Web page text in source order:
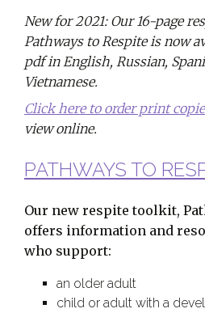
New for 2021: Our 16-page
Pathways to Respite is now
pdf in English, Russian,
Vietnamese.
Click here to order print
view online.
PATHWAYS TO
Our new respite toolkit,
offers information and
who support:
an older adult
child or adult with a